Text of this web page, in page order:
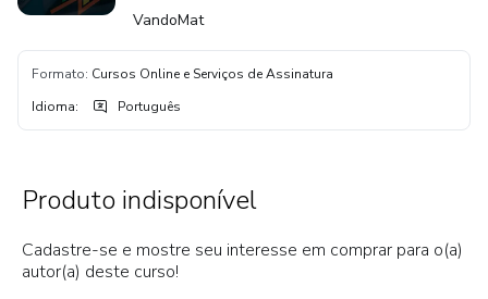
VandoMat
Formato: Cursos Online e Serviços de Assinatura
Idioma: Português
Produto indisponível
Cadastre-se e mostre seu interesse em comprar para o(a)
autor(a) deste curso!